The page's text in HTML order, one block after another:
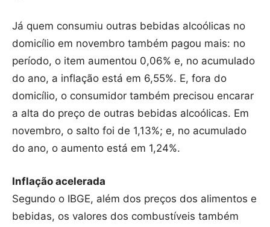
Já quem consumiu outras bebidas alcoólicas no
domicílio em novembro também pagou mais: no
período, o item aumentou 0,06% e, no acumulado
do ano, a inflação está em 6,55%. E, fora do
domicílio, o consumidor também precisou encarar
a alta do preço de outras bebidas alcoólicas. Em
novembro, o salto foi de 1,13%; e, no acumulado
do ano, o aumento está em 1,24%.
Inflação acelerada
Segundo o IBGE, além dos preços dos alimentos e
bebidas, os valores dos combustíveis também